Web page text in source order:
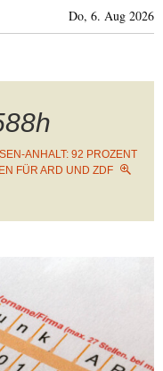
Do, 6. Aug 2026
ANHALT: 92 PROZENT
FÜR ARD UND ZDF